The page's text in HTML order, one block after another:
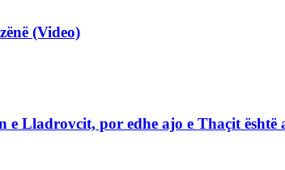
(Video)
e Lladrovcit, por edhe ajo e Thaçit është